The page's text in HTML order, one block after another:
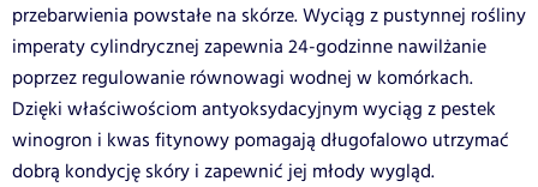
przebarwienia powstałe na skórze. Wyciąg z pustynnej rośliny
imperaty cylindrycznej zapewnia 24-godzinne nawilżanie
poprzez regulowanie równowagi wodnej w komórkach.
Dzięki właściwościom antyoksydacyjnym wyciąg z pestek
winogron i kwas fitynowy pomagają długofalowo utrzymać
dobrą kondycję skóry i zapewnić jej młody wygląd.